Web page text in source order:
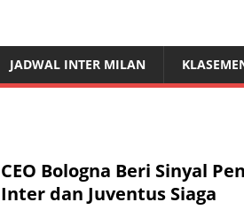
JADWAL INTER MILAN
CEO Bologna Beri Sinyal
Inter dan Juventus Siaga